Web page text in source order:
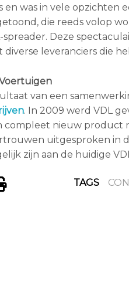
was in vele opzichten
die reeds volop
Deze
diverse leveranciers die
van een
. In 2009 werd VDL
compleet nieuw
uitgesproken in
zijn aan de huidige
TAGS